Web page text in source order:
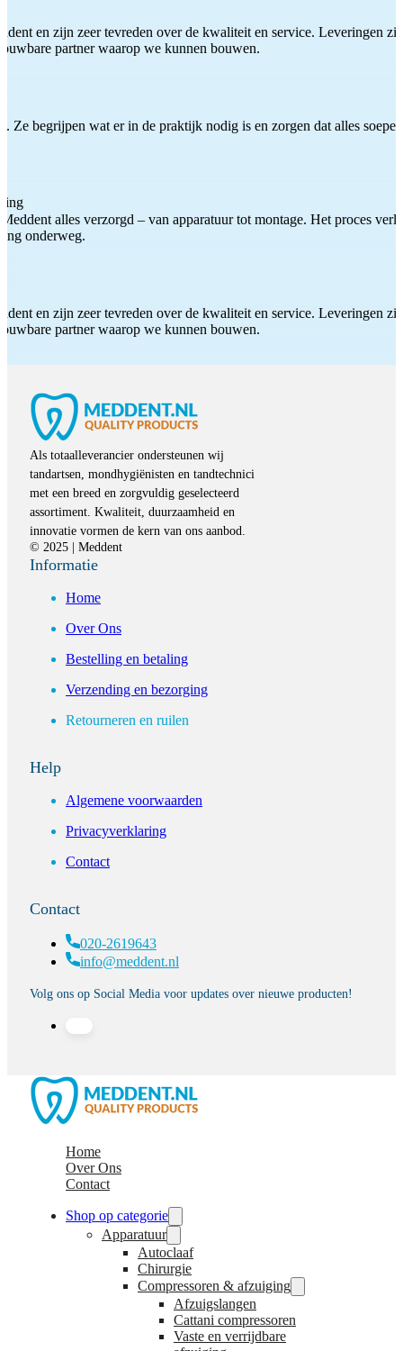
en zijn zeer tevreden over de kwaliteit en service. Leveringen
partner waarop we kunnen bouwen.
Ze begrijpen wat er in de praktijk nodig is en zorgen dat alles
alles verzorgd – van apparatuur tot montage. Het proces
onderweg.
en zijn zeer tevreden over de kwaliteit en service. Leveringen
partner waarop we kunnen bouwen.
Als totaalleverancier ondersteunen wij
tandartsen, mondhygiënisten en tandtechnici
met een breed en zorgvuldig geselecteerd
assortiment. Kwaliteit, duurzaamheid en
innovatie vormen de kern van ons aanbod.
© 2025 | Meddent
Informatie
Home
Over Ons
Bestelling en betaling
Verzending en bezorging
Retourneren en ruilen
Help
Algemene voorwaarden
Privacyverklaring
Contact
Contact
020-2619643
info@meddent.nl
Volg ons op Social Media voor updates over nieuwe producten!
Home
Over Ons
Contact
Shop op categorie
Apparatuur
Autoclaaf
Chirurgie
Compressoren & afzuiging
Afzuigslangen
Cattani compressoren
Vaste en verrijdbare